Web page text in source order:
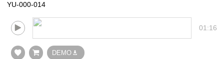
YU-000-014
01:16
DEMO